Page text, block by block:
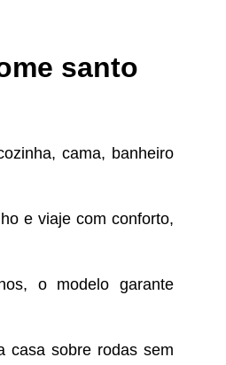
santo
cama, banheiro
e viaje com conforto,
o modelo garante
casa sobre rodas sem